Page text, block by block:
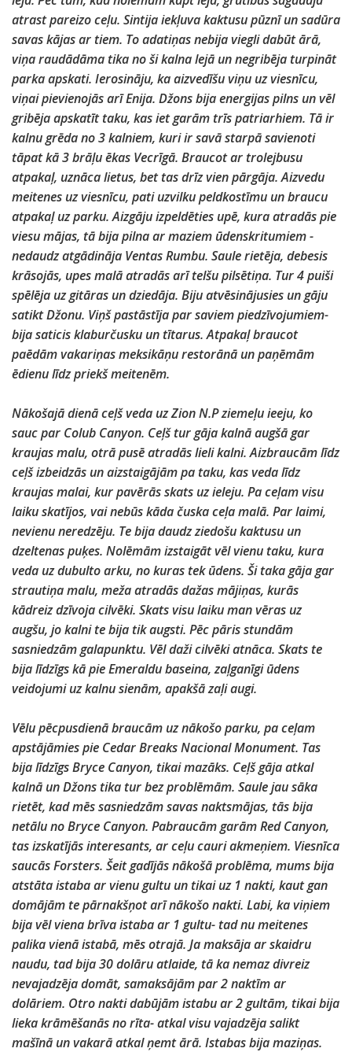
atrast pareizo ceļu. Sintija iekļuva kaktusu pūznī un sadūra
savas kājas ar tiem. To adatiņas nebija viegli dabūt ārā,
viņa raudādāma tika no ši kalna lejā un negribēja turpināt
parka apskati. Ierosināju, ka aizvedīšu viņu uz viesnīcu,
viņai pievienojās arī Enija. Džons bija energijas pilns un vēl
gribēja apskatīt taku, kas iet garām trīs patriarhiem. Tā ir
kalnu grēda no 3 kalniem, kuri ir savā starpā savienoti
tāpat kā 3 brāļu ēkas Vecrīgā. Braucot ar trolejbusu
atpakaļ, uznāca lietus, bet tas drīz vien pārgāja. Aizvedu
meitenes uz viesnīcu, pati uzvilku peldkostīmu un braucu
atpakaļ uz parku. Aizgāju izpeldēties upē, kura atradās pie
viesu mājas, tā bija pilna ar maziem ūdenskritumiem -
nedaudz atgādināja Ventas Rumbu. Saule rietēja, debesis
krāsojās, upes malā atradās arī telšu pilsētiņa. Tur 4 puiši
spēlēja uz gitāras un dziedāja. Biju atvēsinājusies un gāju
satikt Džonu. Viņš pastāstīja par saviem piedzīvojumiem-
bija saticis klaburčusku un tītarus. Atpakaļ braucot
paēdām vakariņas meksikāņu restorānā un paņēmām
ēdienu līdz priekš meitenēm.
Nākošajā dienā ceļš veda uz Zion N.P ziemeļu ieeju, ko
sauc par Colub Canyon. Ceļš tur gāja kalnā augšā gar
kraujas malu, otrā pusē atradās lieli kalni. Aizbraucām līdz
ceļš izbeidzās un aizstaigājām pa taku, kas veda līdz
kraujas malai, kur pavērās skats uz ieleju. Pa ceļam visu
laiku skatījos, vai nebūs kāda čuska ceļa malā. Par laimi,
nevienu neredzēju. Te bija daudz ziedošu kaktusu un
dzeltenas puķes. Nolēmām izstaigāt vēl vienu taku, kura
veda uz dubulto arku, no kuras tek ūdens. Ši taka gāja gar
strautiņa malu, meža atradās dažas mājiņas, kurās
kādreiz dzīvoja cilvēki. Skats visu laiku man vēras uz
augšu, jo kalni te bija tik augsti. Pēc pāris stundām
sasniedzām galapunktu. Vēl daži cilvēki atnāca. Skats te
bija līdzīgs kā pie Emeraldu baseina, zaļganīgi ūdens
veidojumi uz kalnu sienām, apakšā zaļi augi.
Vēlu pēcpusdienā braucām uz nākošo parku, pa ceļam
apstājāmies pie Cedar Breaks Nacional Monument. Tas
bija līdzīgs Bryce Canyon, tikai mazāks. Ceļš gāja atkal
kalnā un Džons tika tur bez problēmām. Saule jau sāka
rietēt, kad mēs sasniedzām savas naktsmājas, tās bija
netālu no Bryce Canyon. Pabraucām garām Red Canyon,
tas izskatījās interesants, ar ceļu cauri akmeņiem. Viesnīca
saucās Forsters. Šeit gadījās nākošā problēma, mums bija
atstāta istaba ar vienu gultu un tikai uz 1 nakti, kaut gan
domājām te pārnakšņot arī nākošo nakti. Labi, ka viņiem
bija vēl viena brīva istaba ar 1 gultu- tad nu meitenes
palika vienā istabā, mēs otrajā. Ja maksāja ar skaidru
naudu, tad bija 30 dolāru atlaide, tā ka nemaz divreiz
nevajadzēja domāt, samaksājām par 2 naktīm ar
dolāriem. Otro nakti dabūjām istabu ar 2 gultām, tikai bija
lieka krāmēšanās no rīta- atkal visu vajadzēja salikt
mašīnā un vakarā atkal ņemt ārā. Istabas bija maziņas.